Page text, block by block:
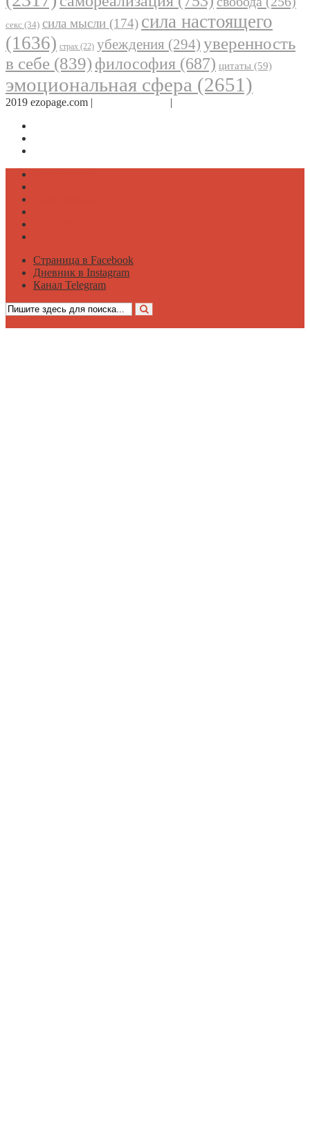
секс (34) сила мысли (174) сила настоящего
(1636) страх (22) убеждения (294) уверенность
в себе (839) философия (687) цитаты (59)
эмоциональная сфера (2651)
2019 ezopage.com | |
Страница в Facebook
Дневник в Instagram
Канал Telegram